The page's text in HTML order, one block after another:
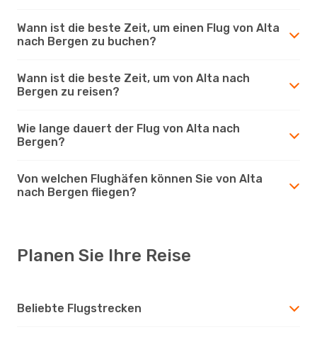
Wann ist die beste Zeit, um einen Flug von Alta
nach Bergen zu buchen?
Wann ist die beste Zeit, um von Alta nach
Bergen zu reisen?
Wie lange dauert der Flug von Alta nach
Bergen?
Von welchen Flughäfen können Sie von Alta
nach Bergen fliegen?
Planen Sie Ihre Reise
Beliebte Flugstrecken